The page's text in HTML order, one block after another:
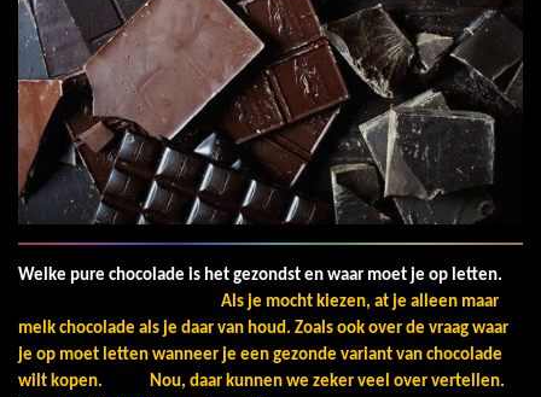
Welke pure chocolade is het gezondst en waar moet je op letten.
Als je mocht kiezen, at je alleen maar
melk chocolade als je daar van houd. Zoals ook over de vraag waar
je op moet letten wanneer je een gezonde variant van chocolade
wilt kopen. Nou, daar kunnen we zeker veel over vertellen.